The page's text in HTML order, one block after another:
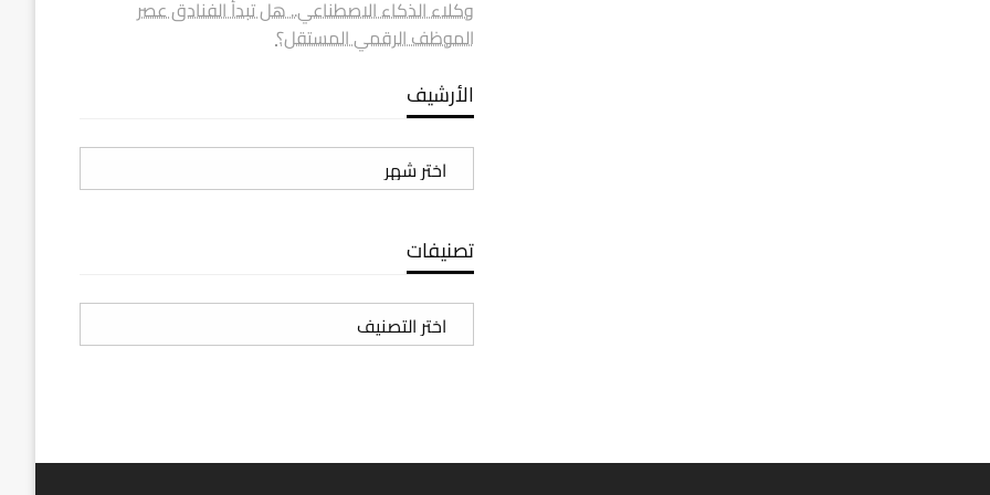
وكلاء الذكاء الاصطناعي.. هل تبدأ الفنادق عصر
الموظف الرقمي المستقل؟
الأرشيف
الأرشيف
تصنيفات
تصنيفات